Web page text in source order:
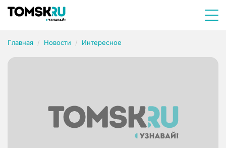
Главная Новости Интересное